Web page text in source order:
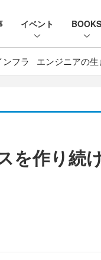
イベント BOOKS
ンフラ エンジニアの
を作り続